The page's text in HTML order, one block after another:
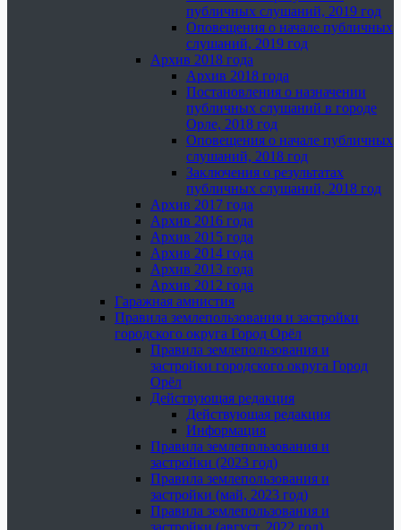
публичных слушаний, 2019 год
Оповещения о начале публичных
слушаний, 2019 год
Архив 2018 года
Архив 2018 года
Постановления о назначении
публичных слушаний в городе
Орле, 2018 год
Оповещения о начале публичных
слушаний, 2018 год
Заключения о результатах
публичных слушаний, 2018 год
Архив 2017 года
Архив 2016 года
Архив 2015 года
Архив 2014 года
Архив 2013 года
Архив 2012 года
Гаражная амнистия
Правила землепользования и застройки
городского округа Город Орёл
Правила землепользования и
застройки городского округа Город
Орёл
Действующая редакция
Действующая редакция
Информация
Правила землепользования и
застройки (2023 год)
Правила землепользования и
застройки (май, 2023 год)
Правила землепользования и
застройки (август, 2022 год)